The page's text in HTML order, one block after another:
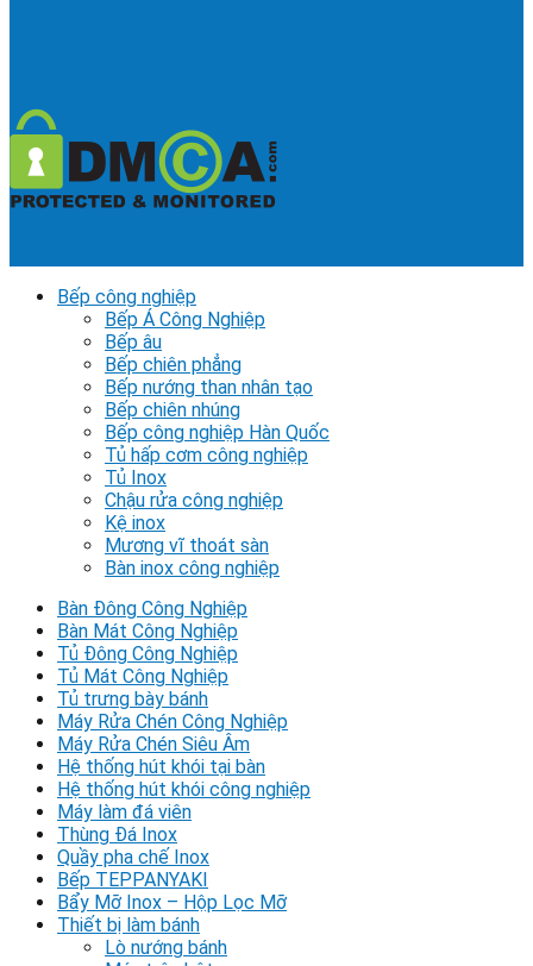
Bếp công nghiệp
Bếp Á Công Nghiệp
Bếp âu
Bếp chiên phẳng
Bếp nướng than nhân tạo
Bếp chiên nhúng
Bếp công nghiệp Hàn Quốc
Tủ hấp cơm công nghiệp
Tủ Inox
Chậu rửa công nghiệp
Kệ inox
Mương vĩ thoát sàn
Bàn inox công nghiệp
Bàn Đông Công Nghiệp
Bàn Mát Công Nghiệp
Tủ Đông Công Nghiệp
Tủ Mát Công Nghiệp
Tủ trưng bày bánh
Máy Rửa Chén Công Nghiệp
Máy Rửa Chén Siêu Âm
Hệ thống hút khói tại bàn
Hệ thống hút khói công nghiệp
Máy làm đá viên
Thùng Đá Inox
Quầy pha chế Inox
Bếp TEPPANYAKI
Bẩy Mỡ Inox – Hộp Lọc Mỡ
Thiết bị làm bánh
Lò nướng bánh